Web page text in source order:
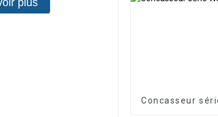
Concasseur